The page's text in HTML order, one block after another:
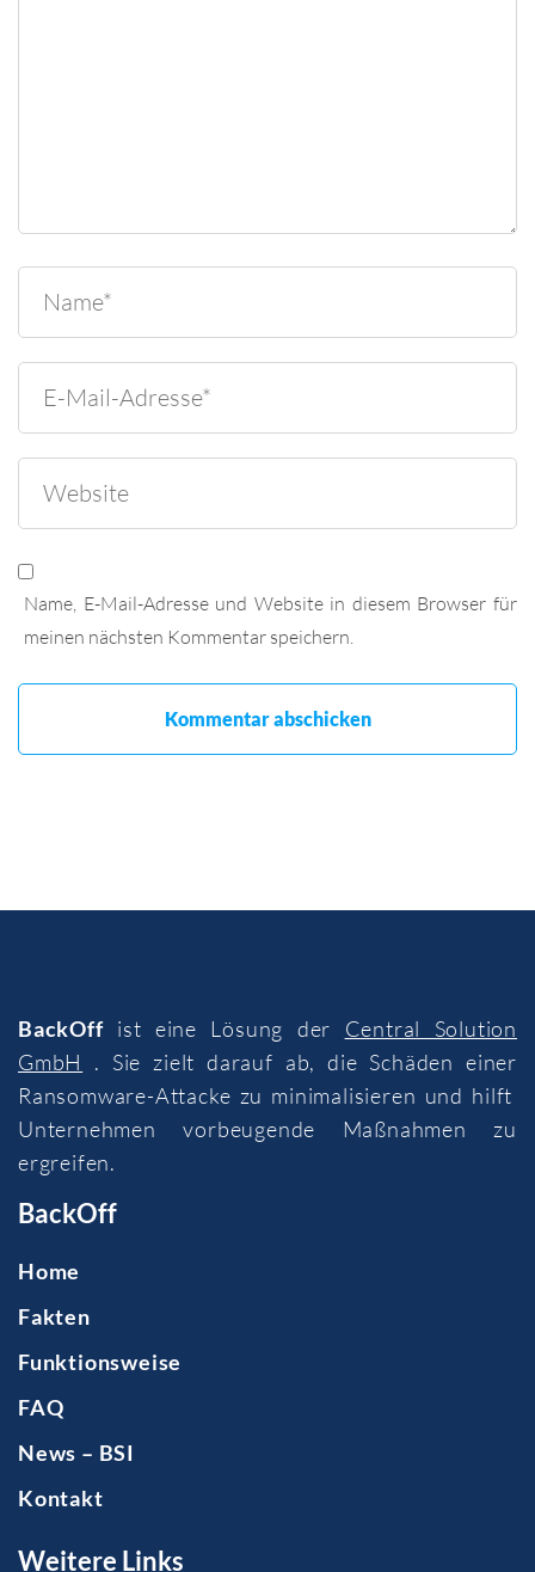
Name, E-Mail-Adresse und Website in diesem Browser für
meinen nächsten Kommentar speichern.
BackOffist eine Lösung der Central Solution
GmbH
. Sie zielt darauf ab, die Schäden einer
Ransomware-Attacke zu minimalisieren und hilft
Unternehmen vorbeugende Maßnahmen zu
ergreifen.
BackOff
Home
Fakten
Funktionsweise
FAQ
News – BSI
Kontakt
Weitere Links